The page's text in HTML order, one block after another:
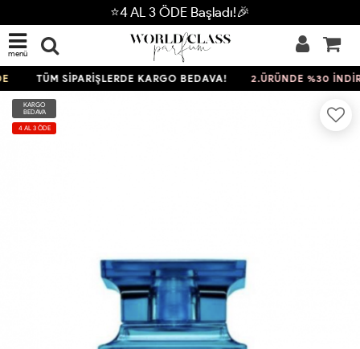
⭐4 AL 3 ÖDE Başladı!🎉
menü
TÜM SİPARİŞLERDE KARGO BEDAVA! 2.ÜRÜNDE %30 İNDİRİM
KARGO
BEDAVA
4 AL 3 ÖDE